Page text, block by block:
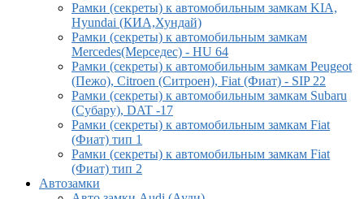
Рамки (секреты) к автомобильным замкам KIA,
Hyundai (КИА,Хундай)
Рамки (секреты) к автомобильным замкам
Mercedes(Мерседес) - HU 64
Рамки (секреты) к автомобильным замкам Peugeot
(Пежо), Citroen (Ситроен), Fiat (Фиат) - SIP 22
Рамки (секреты) к автомобильным замкам Subaru
(Субару), DAT -17
Рамки (секреты) к автомобильным замкам Fiat
(Фиат) тип 1
Рамки (секреты) к автомобильным замкам Fiat
(Фиат) тип 2
Автозамки